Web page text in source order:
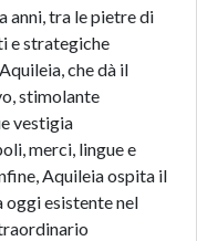
anni, tra le pietre di
e strategiche
che dà il
stimolante
vestigia
merci, lingue e
Aquileia ospita il
esistente nel